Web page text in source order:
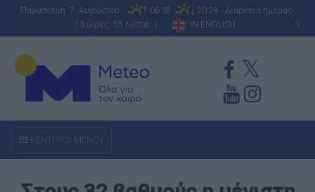
Παρασκευή 7 Αυγούστου 06:32
20:28 - Διάρκεια ημέρας:
13 ώρες, 55 λεπτά |
IN ENGLISH N
ΚΕΝΤΡΙΚΟ ΜΕΝΟΥ